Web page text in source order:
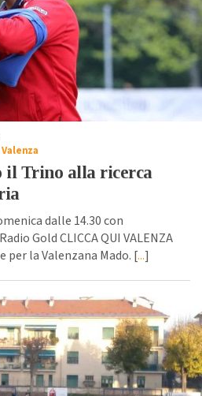
Valenza
il Trino alla ricerca
dalle 14.30 con
Gold CLICCA QUI VALENZA
per la Valenzana Mado. [...]